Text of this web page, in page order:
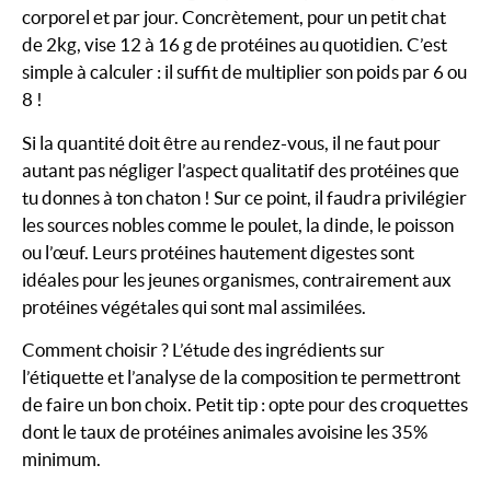
corporel et par jour. Concrètement, pour un petit chat
de 2kg, vise 12 à 16 g de protéines au quotidien. C’est
simple à calculer : il suffit de multiplier son poids par 6 ou
8 !
Si la quantité doit être au rendez-vous, il ne faut pour
autant pas négliger l’aspect qualitatif des protéines que
tu donnes à ton chaton ! Sur ce point, il faudra privilégier
les sources nobles comme le poulet, la dinde, le poisson
ou l’œuf. Leurs protéines hautement digestes sont
idéales pour les jeunes organismes, contrairement aux
protéines végétales qui sont mal assimilées.
Comment choisir ? L’étude des ingrédients sur
l’étiquette et l’analyse de la composition te permettront
de faire un bon choix. Petit tip : opte pour des croquettes
dont le taux de protéines animales avoisine les 35%
minimum.